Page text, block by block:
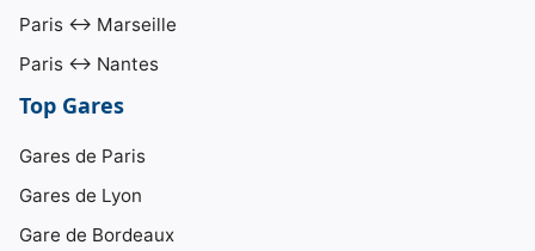
Paris ↔ Marseille
Paris ↔ Nantes
Top Gares
Gares de Paris
Gares de Lyon
Gare de Bordeaux